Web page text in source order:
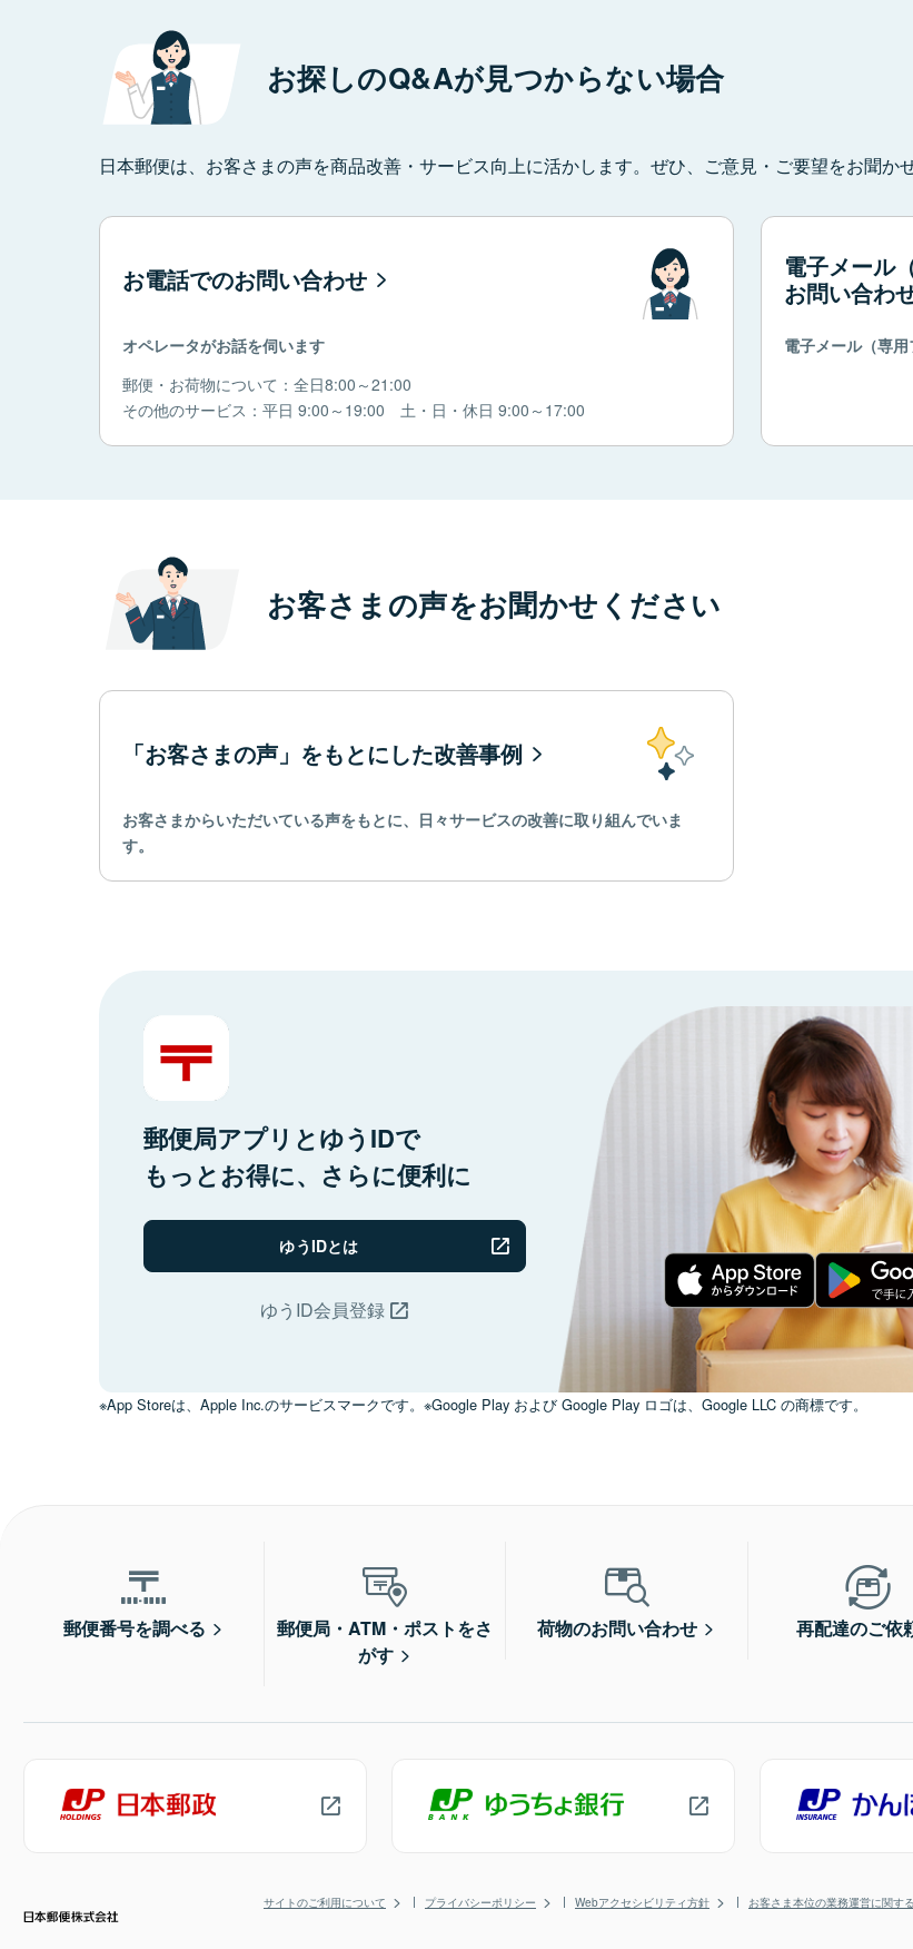
お探しのQ&Aが見つからない場合
日本郵便は、お客さまの声を商品改善・サービス向上に活かします。ぜひ、ご意見・ご要望をお聞かせ
お電話でのお問い合わせ
オペレータがお話を伺います
郵便・お荷物について：全日8:00～21:00
その他のサービス：平日 9:00～19:00 土・日・休日 9:00～17:00
電子メール
お問い合わ
電子メール（専
お客さまの声をお聞かせください
「お客さまの声」をもとにした改善事例
お客さまからいただいている声をもとに、日々サービスの改善に取り組んでいま
す。
郵便局アプリとゆうIDで
もっとお得に、さらに便利に
ゆうIDとは
ゆうID会員登録
※App Storeは、Apple Inc.のサービスマークです。※Google Play および Google Play ロゴは、Google LLC の商標です。
郵便番号を調べる
郵便局・ATM・ポストをさ
がす
荷物のお問い合わせ 再配達のご依
サイトのご利用について プライバシーポリシー Webアクセシビリティ方針 お客さま本位の業務運営に関す